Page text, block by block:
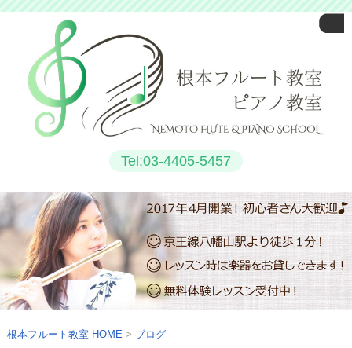
Tel:03-4405-5457
根本フルート教室 HOME ブログ